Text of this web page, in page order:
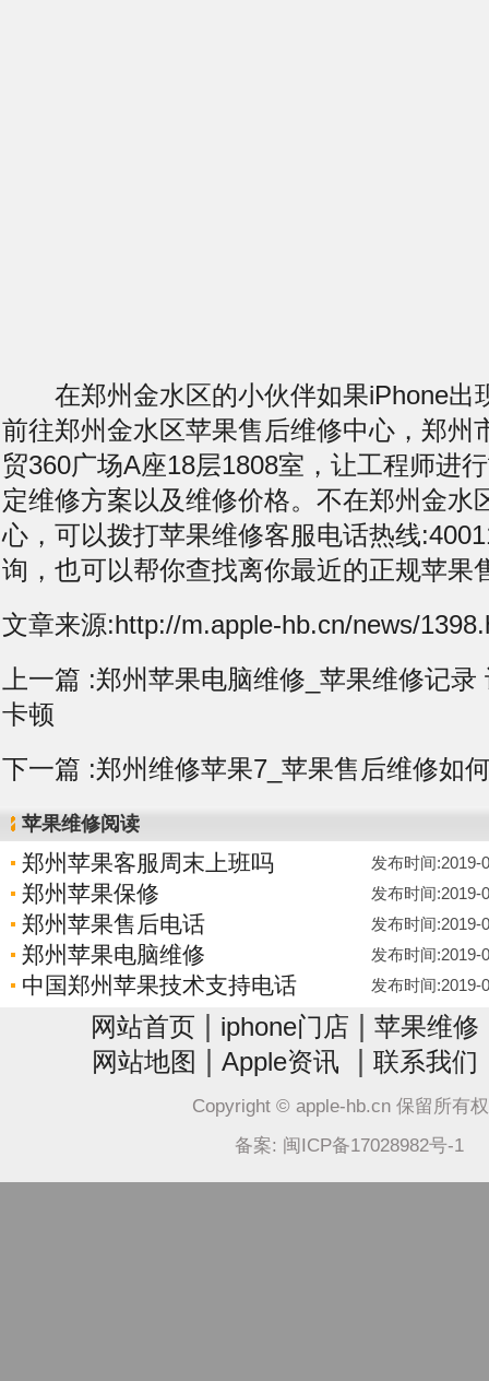
在郑州金水区的小伙伴如果iPhone出
前往郑州金水区苹果售后维修中心，郑州
贸360广场A座18层1808室，让工程师进
定维修方案以及维修价格。不在郑州金水
心，可以拨打苹果维修客服电话热线
询，也可以帮你查找离你最近的正规苹果
文章来源:http://m.apple-hb.cn/news/
上一篇 :郑州苹果电脑维修_苹果维修记录
卡顿
下一篇 :郑州维修苹果7_苹果售后维修如
苹果维修阅读
郑州苹果客服周末上班吗 发布时间:2019-
郑州苹果保修 发布时间:2019-
郑州苹果售后电话 发布时间:2019-
郑州苹果电脑维修 发布时间:2019-
中国郑州苹果技术支持电话 发布时间:2019-
网站首页 iphone门店 苹果维修
网站地图 Apple资讯 联系我们
Copyright © apple-hb.cn 保留所有
备案: 闽ICP备17028982号-1